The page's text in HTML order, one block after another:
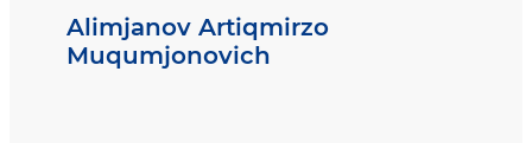
Alimjanov Artiqmirzo
Muqumjonovich